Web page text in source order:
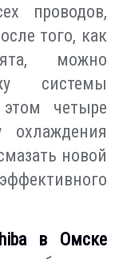
проводов,
того, как
можно
системы
четыре
охлаждения
новой
в Омске